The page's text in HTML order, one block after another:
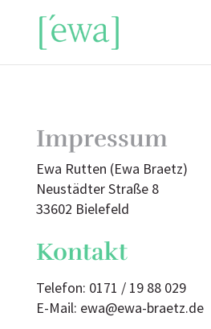
Impressum
Ewa Rutten (Ewa Braetz)
Neustädter Straße 8
33602 Bielefeld
Kontakt
Telefon: 0171 / 19 88 029
E-Mail: ewa@ewa-braetz.de